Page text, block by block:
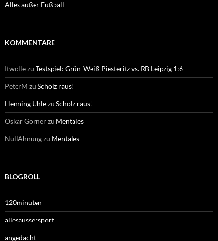
Alles außer Fußball
KOMMENTARE
Itwollezu Testspiel: Grün-Weiß Piesteritz vs. RB Leipzig 1:6
PeterM zu Scholz raus!
Henning Uhlezu Scholz raus!
Oskar Görnerzu Mentales
NullAhnungzu Mentales
BLOGROLL
120minuten
allesaussersport
angedacht